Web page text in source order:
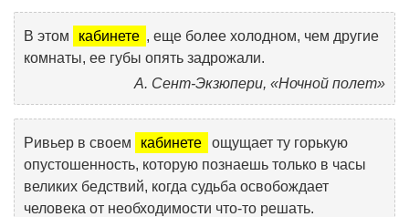
В этом кабинете , еще более холодном, чем другие
комнаты, ее губы опять задрожали.
А. Сент-Экзюпери, «Ночной полет»
Ривьер в своем кабинете
ощущает ту горькую
опустошенность, которую познаешь только в часы
великих бедствий, когда судьба освобождает
человека от необходимости что-то решать.